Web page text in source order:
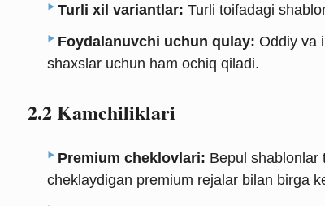
Turli xil variantlar: Turli toifadagi
Foydalanuvchi uchun qulay: Oddiy va
shaxslar uchun ham ochiq qiladi.
2.2 Kamchiliklari
Premium cheklovlari: Bepul shablonlar
cheklaydigan premium rejalar bilan birga